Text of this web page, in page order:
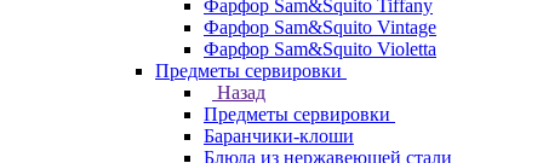
Фарфор Sam&Squito Tiffany
Фарфор Sam&Squito Vintage
Фарфор Sam&Squito Violetta
Предметы сервировки
Назад
Предметы сервировки
Баранчики-клоши
Блюда из нержавеющей стали